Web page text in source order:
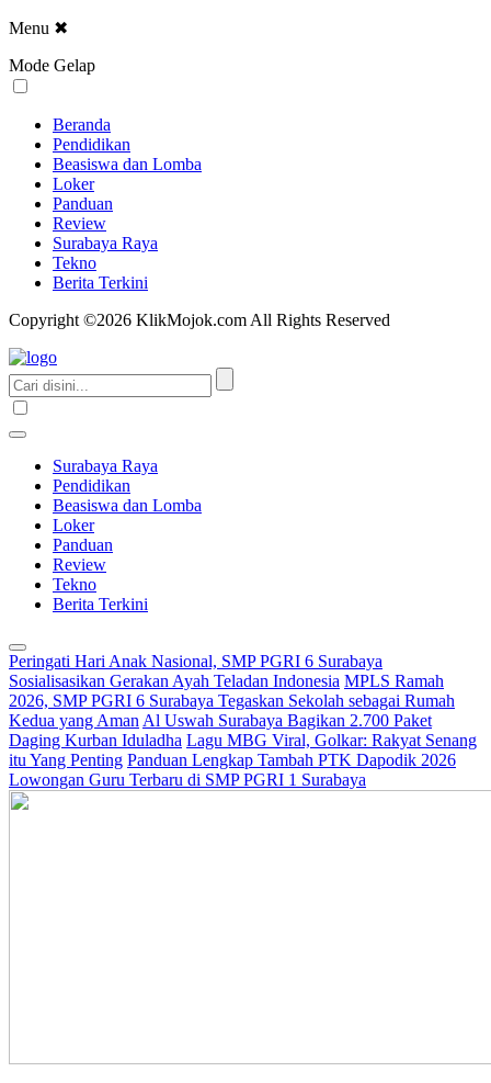
Menu ✖
Mode Gelap
Beranda
Pendidikan
Beasiswa dan Lomba
Loker
Panduan
Review
Surabaya Raya
Tekno
Berita Terkini
Copyright ©2026 KlikMojok.com All Rights Reserved
Surabaya Raya
Pendidikan
Beasiswa dan Lomba
Loker
Panduan
Review
Tekno
Berita Terkini
Peringati Hari Anak Nasional, SMP PGRI 6 Surabaya
Sosialisasikan Gerakan Ayah Teladan Indonesia MPLS Ramah
2026, SMP PGRI 6 Surabaya Tegaskan Sekolah sebagai Rumah
Kedua yang Aman Al Uswah Surabaya Bagikan 2.700 Paket
Daging Kurban Iduladha Lagu MBG Viral, Golkar: Rakyat Senang
itu Yang Penting Panduan Lengkap Tambah PTK Dapodik 2026
Lowongan Guru Terbaru di SMP PGRI 1 Surabaya